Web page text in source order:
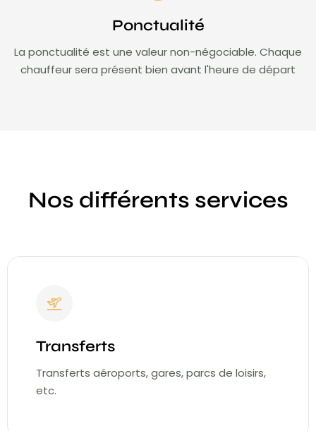
Ponctualité
La ponctualité est une valeur non-négociable. Chaque
chauffeur sera présent bien avant l'heure de départ
Nos différents services
Transferts
Transferts aéroports, gares, parcs de loisirs,
etc.